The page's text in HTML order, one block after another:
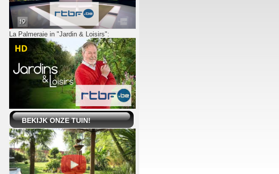
La Palmeraie in "Jardin & Loisirs":
BEKIJK ONZE TUIN!